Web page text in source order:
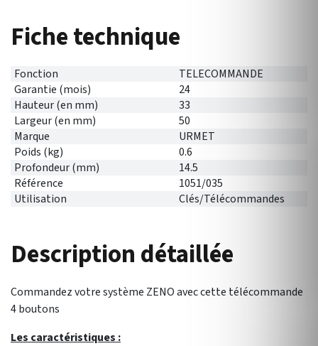
Fiche technique
Fonction
TELECOMMANDE
Garantie (mois)
24
Hauteur (en mm)
33
Largeur (en mm)
50
Marque
URMET
Poids (kg)
0.6
Profondeur (mm)
14.5
Référence
1051/035
Utilisation
Clés/Télécommandes
Description détaillée
Commandez votre système ZENO avec cette télécommande
4 boutons
Les caractéristiques :